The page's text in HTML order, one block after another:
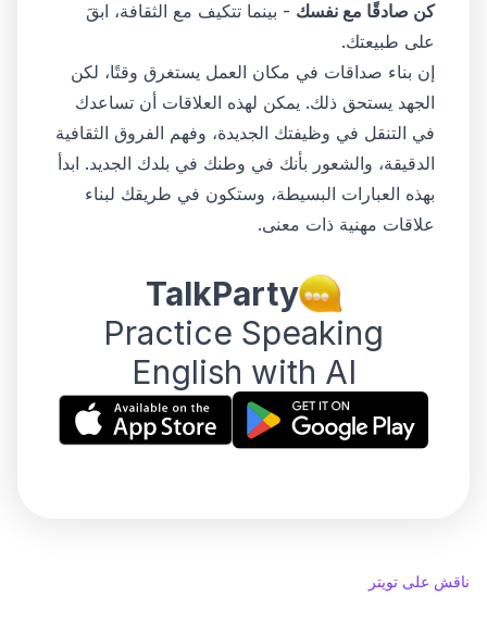
كن صادقًا مع نفسك - بينما تتكيف مع الثقافة، ابقَ
على طبيعتك.
إن بناء صداقات في مكان العمل يستغرق وقتًا، لكن
الجهد يستحق ذلك. يمكن لهذه العلاقات أن تساعدك
في التنقل في وظيفتك الجديدة، وفهم الفروق الثقافية
الدقيقة، والشعور بأنك في وطنك في بلدك الجديد. ابدأ
بهذه العبارات البسيطة، وستكون في طريقك لبناء
علاقات مهنية ذات معنى.
TalkParty
Practice Speaking
English with AI
ناقش على تويتر